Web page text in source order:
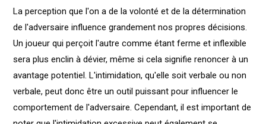
La perception que l'on a de la volonté et de la détermination
de l'adversaire influence grandement nos propres décisions.
Un joueur qui perçoit l'autre comme étant ferme et inflexible
sera plus enclin à dévier, même si cela signifie renoncer à un
avantage potentiel. L'intimidation, qu'elle soit verbale ou non
verbale, peut donc être un outil puissant pour influencer le
comportement de l'adversaire. Cependant, il est important de